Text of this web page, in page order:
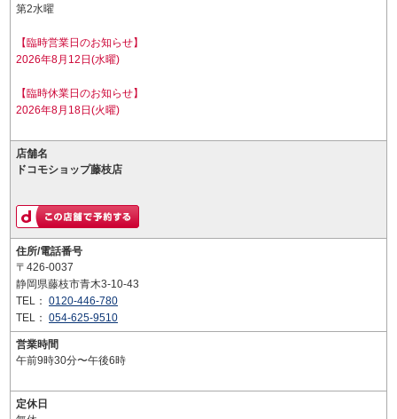
第2水曜
【臨時営業日のお知らせ】
2026年8月12日(水曜)
【臨時休業日のお知らせ】
2026年8月18日(火曜)
店舗名
ドコモショップ藤枝店
住所/電話番号
〒426-0037
静岡県藤枝市青木3-10-43
TEL： 0120-446-780
TEL： 054-625-9510
営業時間
午前9時30分〜午後6時
定休日